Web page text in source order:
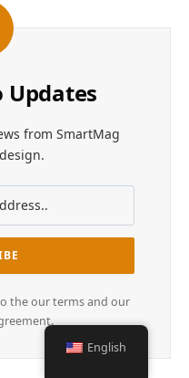
Updates
from SmartMag
the our terms and our
English